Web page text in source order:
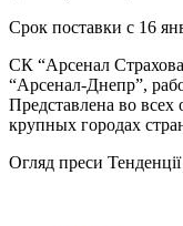
Срок поставки с 16
СК “Арсенал
“Арсенал-Днепр”,
Представлена во
крупных городах
Огляд преси